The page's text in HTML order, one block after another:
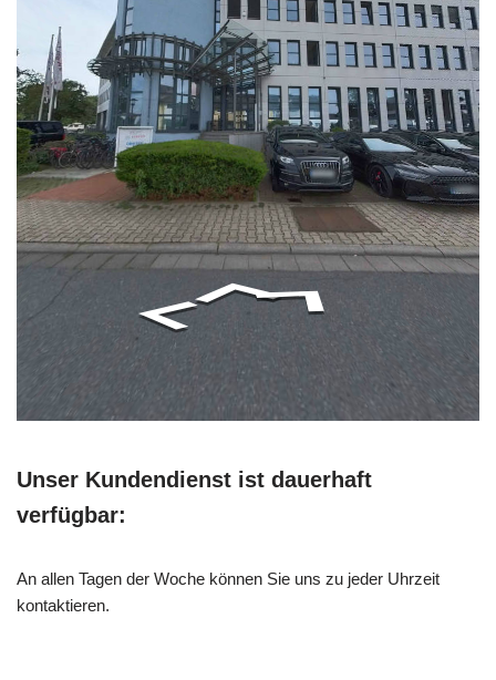
Unser Kundendienst ist dauerhaft
verfügbar:
An allen Tagen der Woche können Sie uns zu jeder Uhrzeit
kontaktieren.